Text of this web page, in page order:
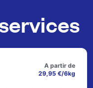
A partir de
29,95 €/6kg